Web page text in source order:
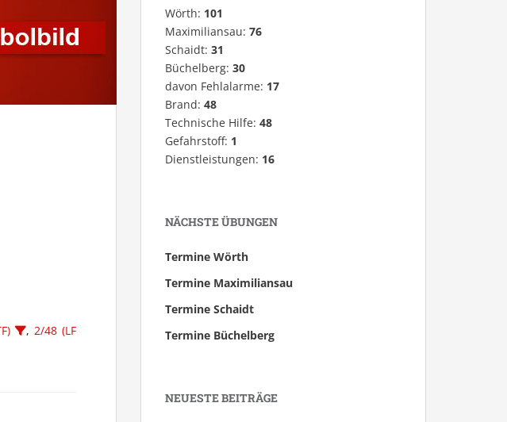
,2/48 (LF
Wörth: 101
Maximiliansau: 76
Schaidt: 31
Büchelberg: 30
davon Fehlalarme: 17
Brand: 48
Technische Hilfe: 48
Gefahrstoff: 1
Dienstleistungen: 16
NÄCHSTE ÜBUNGEN
Termine Wörth
Termine Maximiliansau
Termine Schaidt
Termine Büchelberg
NEUESTE BEITRÄGE